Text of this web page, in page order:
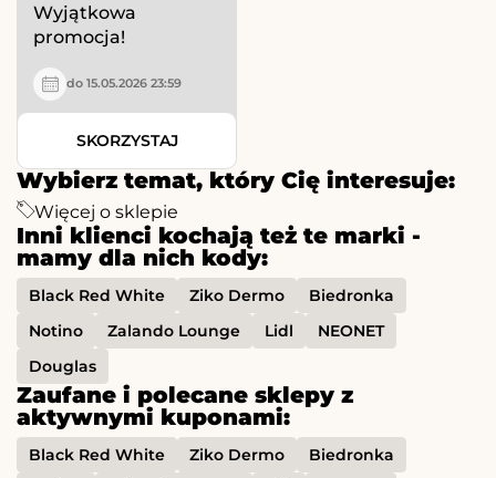
Wybierz temat, który Cię interesuje:
Więcej o sklepie
Inni klienci kochają też te marki -
mamy dla nich kody:
Black Red White Ziko Dermo
Biedronka
Notino
Zalando Lounge Lidl
NEONET
Douglas
Zaufane i polecane sklepy z
aktywnymi kuponami:
Black Red White Ziko Dermo
Biedronka
Wyjątkowa
promocja!
do 15.05.2026 23:59
SKORZYSTAJ